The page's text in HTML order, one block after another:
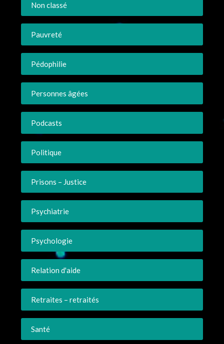
Non classé
Pauvreté
Pédophilie
Personnes âgées
Podcasts
Politique
Prisons – Justice
Psychiatrie
Psychologie
Relation d'aide
Retraites – retraités
Santé